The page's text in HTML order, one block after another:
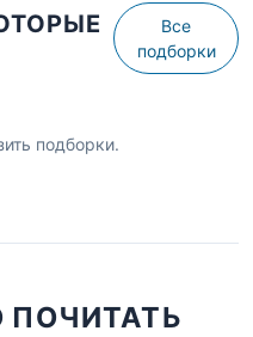
Все
подборки
подборки.